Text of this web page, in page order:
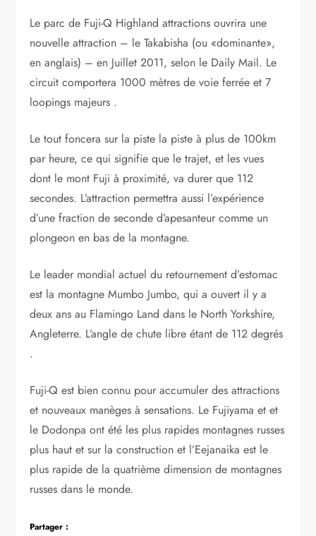
Le parc de Fuji-Q Highland attractions ouvrira une
nouvelle attraction – le Takabisha (ou «dominante»,
en anglais) – en Juillet 2011, selon le Daily Mail. Le
circuit comportera 1000 mètres de voie ferrée et 7
loopings majeurs .
Le tout foncera sur la piste la piste à plus de 100km
par heure, ce qui signifie que le trajet, et les vues
dont le mont Fuji à proximité, va durer que 112
secondes. L’attraction permettra aussi l’expérience
d’une fraction de seconde d’apesanteur comme un
plongeon en bas de la montagne.
Le leader mondial actuel du retournement d’estomac
est la montagne Mumbo Jumbo, qui a ouvert il y a
deux ans au Flamingo Land dans le North Yorkshire,
Angleterre. L’angle de chute libre étant de 112 degrés
.
Fuji-Q est bien connu pour accumuler des attractions
et nouveaux manèges à sensations. Le Fujiyama et et
le Dodonpa ont été les plus rapides montagnes russes
plus haut et sur la construction et l’Eejanaika est le
plus rapide de la quatrième dimension de montagnes
russes dans le monde.
Partager :